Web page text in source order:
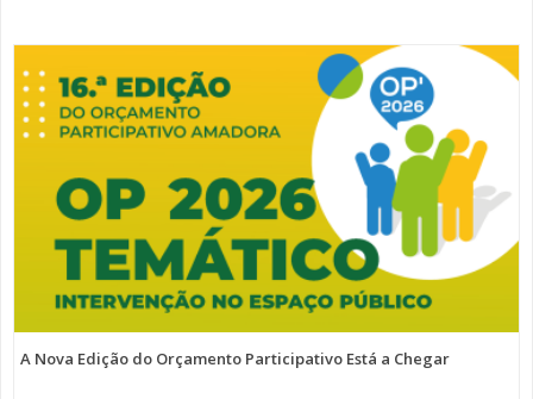
A Nova Edição do Orçamento Participativo Está a Chegar